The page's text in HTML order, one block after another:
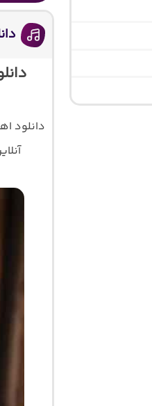
دانلود